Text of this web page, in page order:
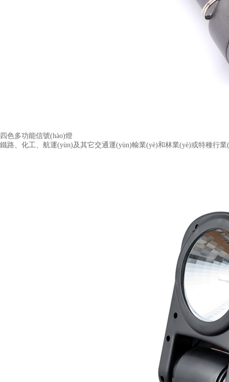
四色多功能信號(hào)燈
鐵路、化工、航運(yùn)及其它交通運(yùn)輸業(yè)和林業(yè)或特種行